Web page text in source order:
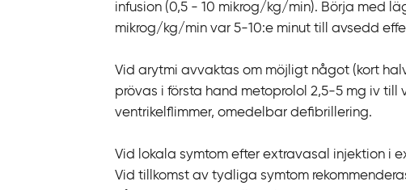
infusion (0,5 - 10 mikrog/kg/min). Börja med
mikrog/kg/min var 5-10:e minut till avsedd
Vid arytmi avvaktas om möjligt något (kort
prövas i första hand metoprolol 2,5-5 mg iv till
ventrikelflimmer, omedelbar defibrillering.
Vid lokala symtom efter extravasal injektion i
Vid tillkomst av tydliga symtom